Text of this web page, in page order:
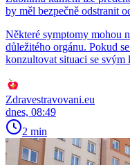
by měl bezpečně odstranit
Některé symptomy mohou
důležitého orgánu. Pokud
konzultovat situaci se svým
Zdravestravovani.eu
dnes, 08:49
2 min